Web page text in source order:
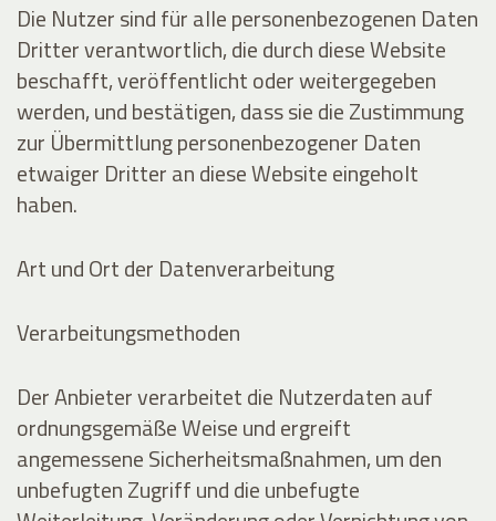
Die Nutzer sind für alle personenbezogenen Daten
Dritter verantwortlich, die durch diese Website
beschafft, veröffentlicht oder weitergegeben
werden, und bestätigen, dass sie die Zustimmung
zur Übermittlung personenbezogener Daten
etwaiger Dritter an diese Website eingeholt
haben.
Art und Ort der Datenverarbeitung
Verarbeitungsmethoden
Der Anbieter verarbeitet die Nutzerdaten auf
ordnungsgemäße Weise und ergreift
angemessene Sicherheitsmaßnahmen, um den
unbefugten Zugriff und die unbefugte